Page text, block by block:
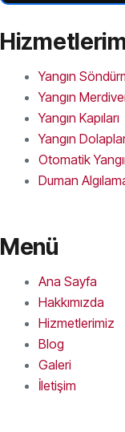
Yangın
Yangın
Yangın Kapıları
Yangın
Otomatik
Duman
Menü
Ana Sayfa
Hakkımızda
Hizmetlerimiz
Blog
Galeri
İletişim